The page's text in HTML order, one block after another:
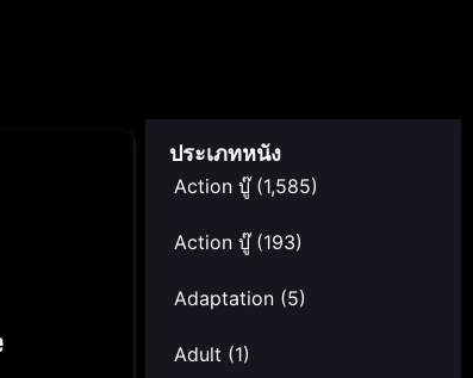
ประเภทหนัง
Action บู๊(1,585)
Action บู๊(193)
Adaptation (5)
Adult (1)